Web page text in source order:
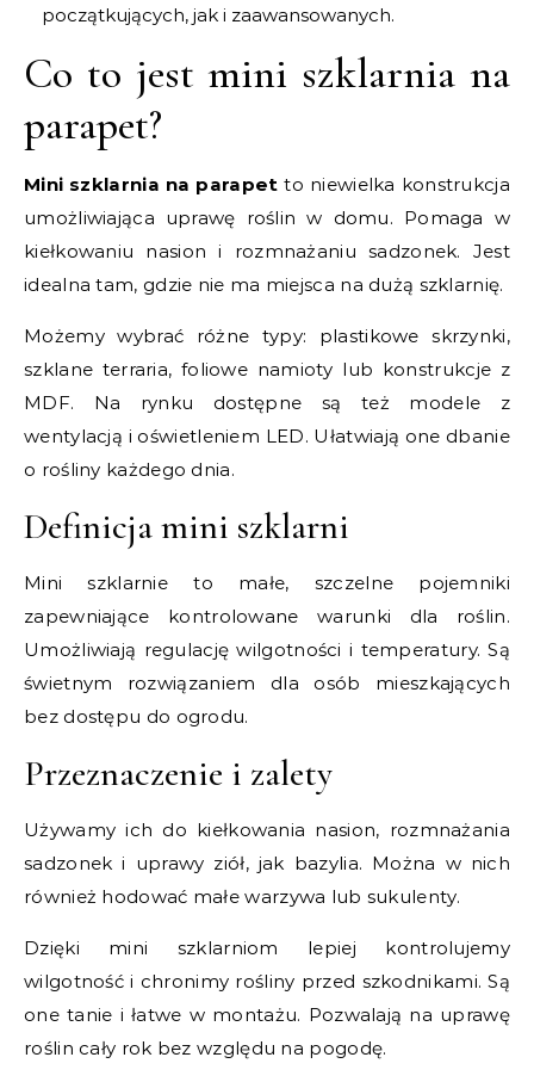
początkujących, jak i zaawansowanych.
Co to jest mini szklarnia na
parapet?
Mini szklarnia na parapet to niewielka konstrukcja
umożliwiająca uprawę roślin w domu. Pomaga w
kiełkowaniu nasion i rozmnażaniu sadzonek. Jest
idealna tam, gdzie nie ma miejsca na dużą szklarnię.
Możemy wybrać różne typy: plastikowe skrzynki,
szklane terraria, foliowe namioty lub konstrukcje z
MDF. Na rynku dostępne są też modele z
wentylacją i oświetleniem LED. Ułatwiają one dbanie
o rośliny każdego dnia.
Definicja mini szklarni
Mini szklarnie to małe, szczelne pojemniki
zapewniające kontrolowane warunki dla roślin.
Umożliwiają regulację wilgotności i temperatury. Są
świetnym rozwiązaniem dla osób mieszkających
bez dostępu do ogrodu.
Przeznaczenie i zalety
Używamy ich do kiełkowania nasion, rozmnażania
sadzonek i uprawy ziół, jak bazylia. Można w nich
również hodować małe warzywa lub sukulenty.
Dzięki mini szklarniom lepiej kontrolujemy
wilgotność i chronimy rośliny przed szkodnikami. Są
one tanie i łatwe w montażu. Pozwalają na uprawę
roślin cały rok bez względu na pogodę.